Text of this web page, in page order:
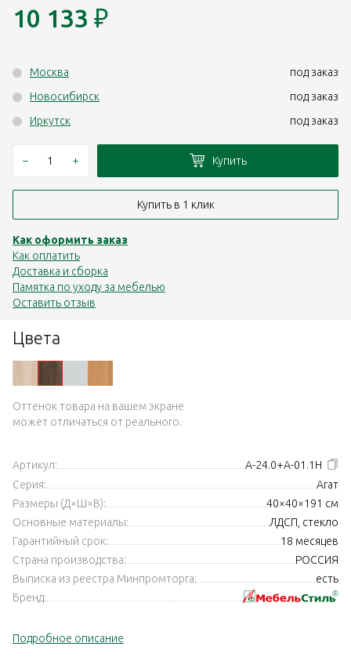
Цвета
Оттенок товара на вашем экране
может отличаться от реального.
Артикул:
А-24.0+А-01.1Н
Серия:
Агат
Размеры (Д×Ш×В):
40×40×191 см
Основные материалы:
ЛДСП, стекло
Гарантийный срок:
18 месяцев
Страна производства:
РОССИЯ
Выписка из реестра Минпромторга:
есть
Бренд:
Подробное описание
10 133 ₽
Москва
под заказ
Новосибирск
под заказ
Иркутск
под заказ
– + Купить
Купить в 1 клик
Как оформить заказ
Как оплатить
Доставка и сборка
Памятка по уходу за мебелью
Оставить отзыв